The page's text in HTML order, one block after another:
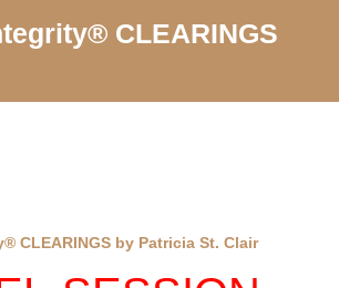
CLEARINGS
CLEARINGS by Patricia St. Clair